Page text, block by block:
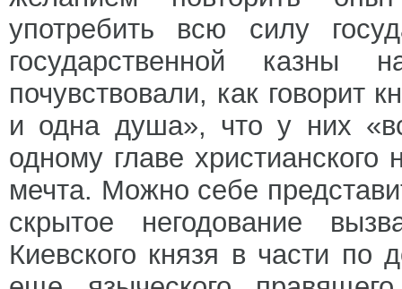
употребить всю силу
государственной
почувствовали, как говорит
и одна душа», что у них
одному главе
мечта. Можно себе
скрытое негодование
Киевского князя в части